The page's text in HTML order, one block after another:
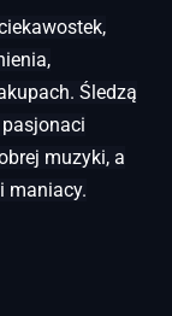
Śledzą
muzyki, a
maniacy.